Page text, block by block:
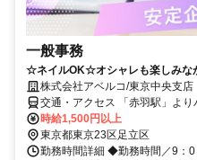
一般事務
☆ネイルOK☆オシャレも楽しみな
株式会社アベルコ/東京中央支店
交通・アクセス 「赤羽駅」より
時給1,500円以上
東京都東京23区足立区
勤務時間詳細 ◆勤務時間／9：